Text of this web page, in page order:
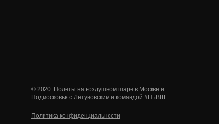
© 2020. Полёты на воздушном шаре в Москве и
Подмосковье с Летуновским и командой #НБВШ.
Политика конфиденциальности